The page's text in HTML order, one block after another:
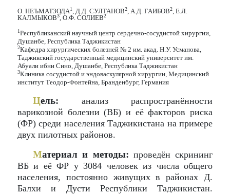
О. НЕЪМАТЗОДА1, Д.Д. СУЛТАНОВ2, А.Д. ГАИБОВ2, Е.Л.
КАЛМЫКОВ3, О.Ф. СОЛИЕВ2
1Республиканский научный центр сердечно-сосудистой хирургии,
Душанбе, Республика Таджикистан
2Кафедра хирургических болезней № 2 им. акад. Н.У. Усманова,
Таджикский государственный медицинский университет им.
Абуали ибни Сино, Душанбе, Республика Таджикистан
3Клиника сосудистой и эндоваскулярной хирургии, Медицинский
институт Теодор-Фонтейна, Бранденбург, Германия
Цель: анализ распространённости
варикозной болезни (ВБ) и её факторов риска
(ФР) среди населения Таджикистана на примере
двух пилотных районов.
Материал и методы: проведён скрининг
ВБ и её ФР у 3084 человек из числа общего
населения, постоянно живущих в районах Д.
Балхи и Дусти Республики Таджикистан.